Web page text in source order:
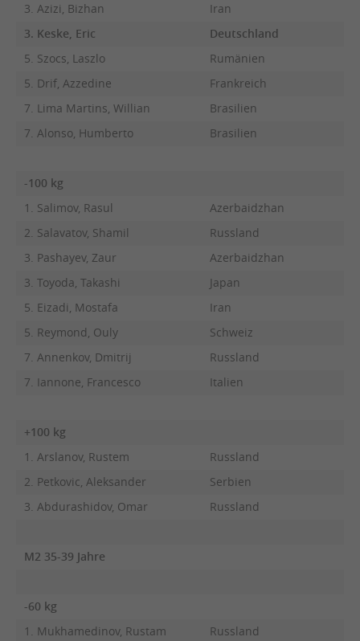
3. Azizi, Bizhan
Iran
3. Keske, Eric
Deutschland
5. Szocs, Laszlo
Rumänien
5. Drif, Azzedine
Frankreich
7. Lima Martins, Willian
Brasilien
7. Alonso, Humberto
Brasilien
-100 kg
1. Salimov, Rasul
Azerbaidzhan
2. Salavatov, Shamil
Russland
3. Pashayev, Zaur
Azerbaidzhan
3. Toyoda, Takashi
Japan
5. Eizadi, Mostafa
Iran
5. Reymond, Ouly
Schweiz
7. Annenkov, Dmitrij
Russland
7. Iannone, Francesco
Italien
+100 kg
1. Arslanov, Rustem
Russland
2. Petkovic, Aleksander
Serbien
3. Abdurashidov, Omar
Russland
M2 35-39 Jahre
-60 kg
1. Mukhamedinov, Rustam
Russland